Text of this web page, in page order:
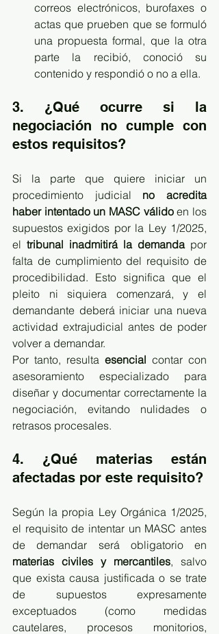
correos electrónicos, burofaxes o
actas que prueben que se formuló
una propuesta formal, que la otra
parte la recibió, conoció su
contenido y respondió o no a ella.
3. ¿Qué ocurre si la
negociación no cumple con
estos requisitos?
Si la parte que quiere iniciar un
procedimiento judicial no acredita
haber intentado un MASC válido en los
supuestos exigidos por la Ley 1/2025,
el tribunal inadmitirá la demanda por
falta de cumplimiento del requisito de
procedibilidad. Esto significa que el
pleito ni siquiera comenzará, y el
demandante deberá iniciar una nueva
actividad extrajudicial antes de poder
volver a demandar.
Por tanto, resulta esencial contar con
asesoramiento especializado para
diseñar y documentar correctamente la
negociación, evitando nulidades o
retrasos procesales.
4. ¿Qué materias están
afectadas por este requisito?
Según la propia Ley Orgánica 1/2025,
el requisito de intentar un MASC antes
materias civiles y mercantiles, salvo
que exista causa justificada o se trate
de supuestos expresamente
exceptuados (como medidas
cautelares, procesos monitorios,